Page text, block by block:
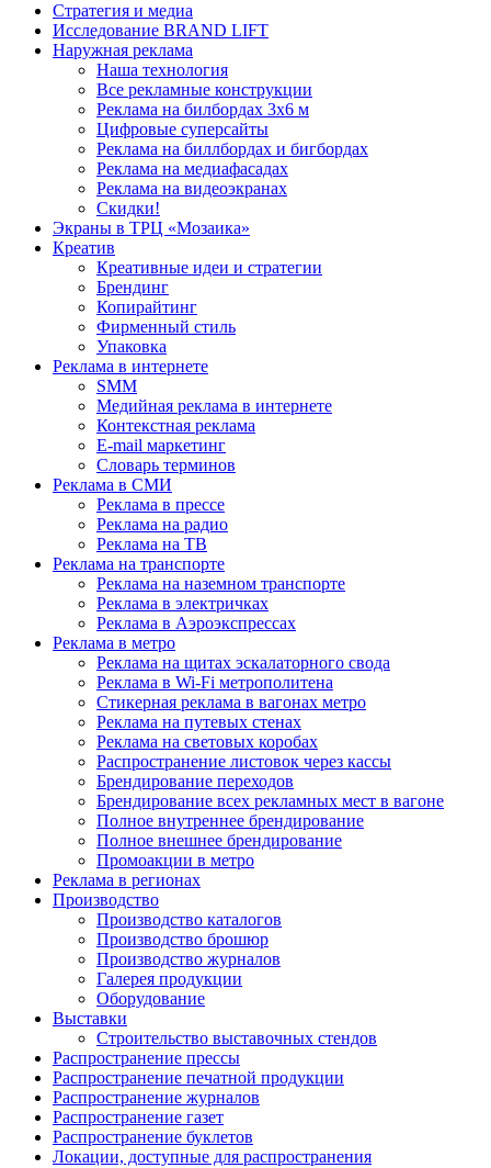
Стратегия и медиа
Исследование BRAND LIFT
Наружная реклама
Наша технология
Все рекламные конструкции
Реклама на билбордах 3х6 м
Цифровые суперсайты
Реклама на биллбордах и бигбордах
Реклама на медиафасадах
Реклама на видеоэкранах
Скидки!
Экраны в ТРЦ «Мозаика»
Креатив
Креативные идеи и стратегии
Брендинг
Копирайтинг
Фирменный стиль
Упаковка
Реклама в интернете
SMM
Медийная реклама в интернете
Контекстная реклама
E-mail маркетинг
Словарь терминов
Реклама в СМИ
Реклама в прессе
Реклама на радио
Реклама на ТВ
Реклама на транспорте
Реклама на наземном транспорте
Реклама в электричках
Реклама в Аэроэкспрессах
Реклама в метро
Реклама на щитах эскалаторного свода
Реклама в Wi-Fi метрополитена
Стикерная реклама в вагонах метро
Реклама на путевых стенах
Реклама на световых коробах
Распространение листовок через кассы
Брендирование переходов
Брендирование всех рекламных мест в вагоне
Полное внутреннее брендирование
Полное внешнее брендирование
Промоакции в метро
Реклама в регионах
Производство
Производство каталогов
Производство брошюр
Производство журналов
Галерея продукции
Оборудование
Выставки
Строительство выставочных стендов
Распространение прессы
Распространение печатной продукции
Распространение журналов
Распространение газет
Распространение буклетов
Локации, доступные для распространения